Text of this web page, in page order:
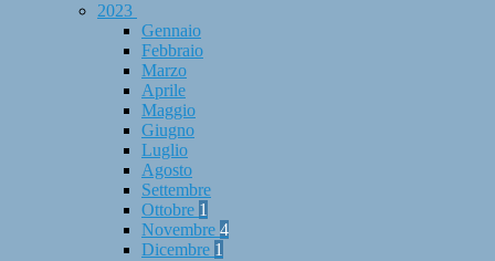
2023
Gennaio
Febbraio
Marzo
Aprile
Maggio
Giugno
Luglio
Agosto
Settembre
Ottobre 1
Novembre 4
Dicembre 1